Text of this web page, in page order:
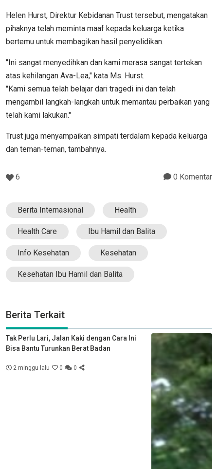
Helen Hurst, Direktur Kebidanan Trust tersebut, mengatakan
pihaknya telah meminta maaf kepada keluarga ketika
bertemu untuk membagikan hasil penyelidikan.
"Ini sangat menyedihkan dan kami merasa sangat tertekan
atas kehilangan Ava-Lea," kata Ms. Hurst.
"Kami semua telah belajar dari tragedi ini dan telah
mengambil langkah-langkah untuk memantau perbaikan yang
telah kami lakukan."
Trust juga menyampaikan simpati terdalam kepada keluarga
dan teman-teman, tambahnya.
6 0 Komentar
Berita Internasional Health
Health Care Ibu Hamil dan Balita
Info Kesehatan Kesehatan
Kesehatan Ibu Hamil dan Balita
Berita Terkait
Tak Perlu Lari, Jalan Kaki dengan Cara Ini
Bisa Bantu Turunkan Berat Badan
2 minggu lalu 0 0